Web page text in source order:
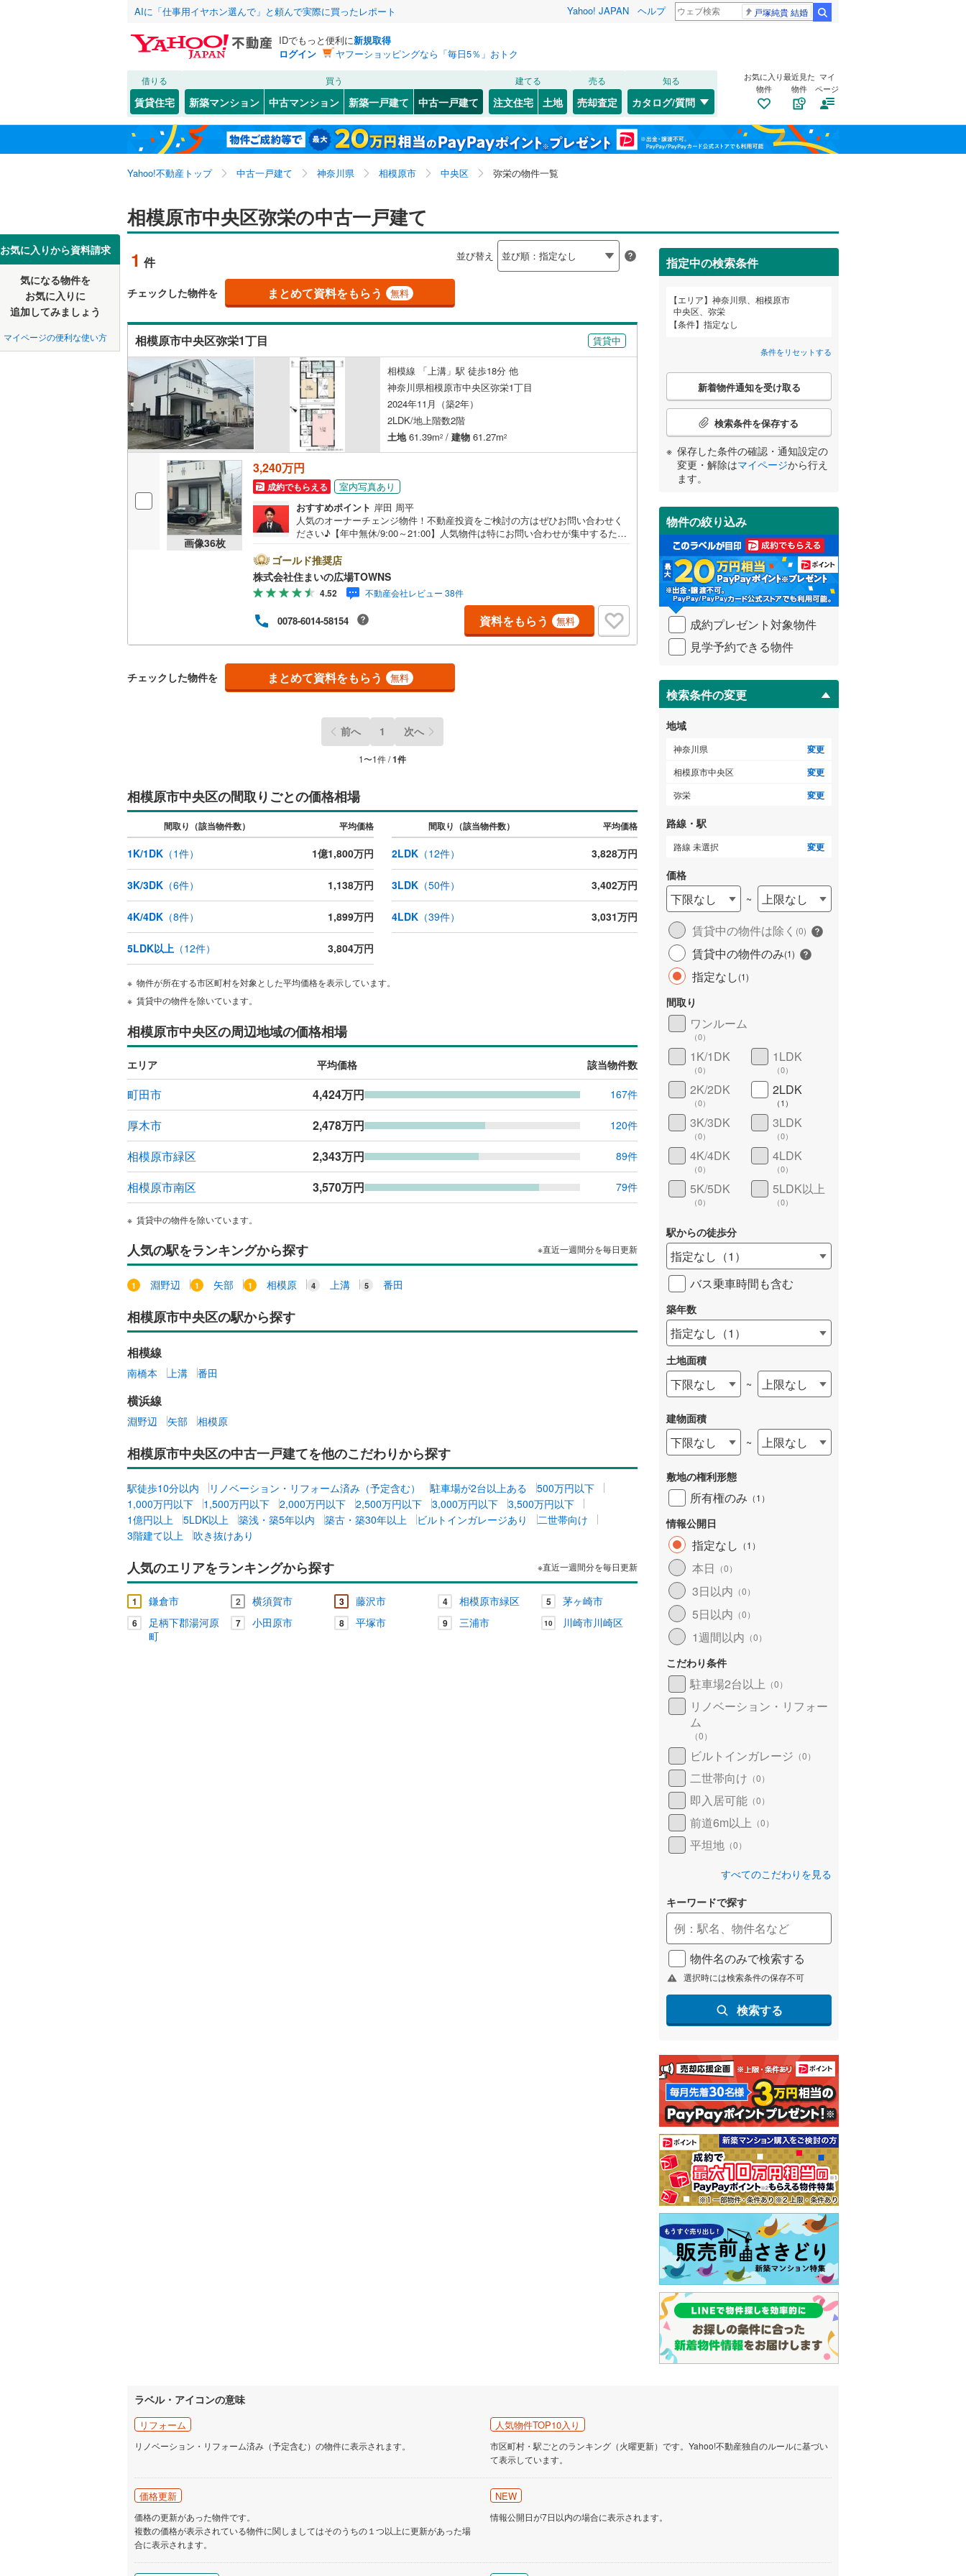
AIに「仕事用イヤホン選んで」と頼んで実際に買ったレポート Yahoo! JAPAN ヘルプ 戸塚純貴 結婚
IDでもっと便利に新規取得
ログイン
ヤフーショッピングなら「毎日5％」おトク
借りる
賃貸住宅
買う
新築マンション 中古マンション 新築一戸建て 中古一戸建て
建てる
注文住宅 土地
売る
売却査定
知る
カタログ/質問
お気に入り
物件
最近見た
物件
マイ
ページ
Yahoo!不動産トップ 中古一戸建て 神奈川県 相模原市 中央区 弥栄の物件一覧
お気に入りから資料請求
気になる物件を
お気に入りに
追加してみましょう
マイページの便利な使い方
相模原市中央区弥栄の中古一戸建て
1 件 並び替え
チェックした物件を まとめて資料をもらう 無料
相模原市中央区弥栄1丁目 賃貸中
相模線 「上溝」駅 徒歩18分 他
神奈川県相模原市中央区弥栄1丁目
2024年11月（築2年）
2LDK/地上階数2階
土地61.39m2 / 建物 61.27m2
画像36枚
3,240万円
成約でもらえる
室内写真あり
おすすめポイント 岸田 周平
人気のオーナーチェンジ物件！不動産投資をご検討の方はぜひお問い合わせく
ださい♪【年中無休/9:00～21:00】人気物件は特にお問い合わせが集中するた
とご見学がスムーズです。■その他、各種ご相談も承っております。○住宅ロー
ンのご相談○ライフプランのシミュレーション■住まいの広場TOWNSからお客
様へ経験豊富なスタッフが親身になってお客様に合った物件をご紹介させて頂
きます！ /他社様掲載物件も併せてご紹介可能ですのでお気軽にお問い合わせ下
さい♪駐車場もございますので、お車でのお越しも大歓迎です！
ゴールド推奨店
株式会社住まいの広場TOWNS
4.52 不動産会社レビュー 38件
0078-6014-58154 資料をもらう 無料
チェックした物件を まとめて資料をもらう 無料
前へ 1 次へ
1〜1件 /1件
相模原市中央区の間取りごとの価格相場
間取り（該当物件数） 平均価格 間取り（該当物件数） 平均価格
1K/1DK （1件） 1億1,800万円 2LDK（12件） 3,828万円
3K/3DK （6件） 1,138万円 3LDK（50件） 3,402万円
4K/4DK （8件） 1,899万円 4LDK（39件） 3,031万円
5LDK以上 （12件） 3,804万円
物件が所在する市区町村を対象とした平均価格を表示しています。
賃貸中の物件を除いています。
相模原市中央区の周辺地域の価格相場
エリア 平均価格 該当物件数
町田市 4,424万円 167件
厚木市 2,478万円 120件
相模原市緑区 2,343万円 89件
相模原市南区 3,570万円 79件
賃貸中の物件を除いています。
人気の駅をランキングから探す ※直近一週間分を毎日更新
淵野辺 矢部 相模原 上溝 番田
相模原市中央区の駅から探す
相模線
南橋本 上溝 番田
横浜線
淵野辺 矢部 相模原
相模原市中央区の中古一戸建てを他のこだわりから探す
駅徒歩10分以内 リノベーション・リフォーム済み（予定含む） 駐車場が2台以上ある
500万円以下
1,000万円以下
1,500万円以下 2,000万円以下 2,500万円以下 3,000万円以下
3,500万円以下
1億円以上
5LDK以上 築浅・築5年以内 築古・築30年以上 ビルトインガレージあり
二世帯向け
3階建て以上
吹き抜けあり
人気のエリアをランキングから探す ※直近一週間分を毎日更新
1 鎌倉市 2 横須賀市 3 藤沢市 4 相模原市緑区 5 茅ヶ崎市
6
足柄下郡湯河原
町
7 小田原市 8 平塚市 9 三浦市 10 川崎市川崎区
指定中の検索条件
エリア
神奈川県、相模原市
中央区、弥栄
条件
指定なし
条件をリセットする
こ
検
条
件
受
け
取
る
・
条
件
を
イ
ペ
ジ
に
保
存
す
る
新着物件通知を受け取る
検索条件を保存する
保存した条件の確認・通知設定の
変更・解除はマイページから行え
ます。
物件の絞り込み
成約プレゼント対象物件
見学予約できる物件
検索条件の変更
地域
神奈川県 変更
相模原市中央区 変更
弥栄 変更
路線・駅
路線 未選択 変更
価格
下限なし ~
上限なし
賃貸中の物件は除く (0)
賃貸中の物件のみ(1)
指定なし(1)
間取り
ワンルーム
（0）
1K/1DK
（0）
1LDK
（0）
2K/2DK
（0）
2LDK
（1 ）
3K/3DK
（0）
3LDK
（0）
4K/4DK
（0）
4LDK
（0）
5K/5DK
（0）
5LDK以上
（0）
駅からの徒歩分
指定なし （1 ）
バス乗車時間も含む
築年数
指定なし （1 ）
土地面積
下限なし ~ 上限なし
建物面積
下限なし ~ 上限なし
敷地の権利形態
所有権のみ （1 ）
情報公開日
指定なし （1 ）
本日 （0）
3日以内 （0）
5日以内 （0）
1週間以内 （0）
こだわり条件
駐車場2台以上 （0）
リノベーション・リフォー
ム
（0）
ビルトインガレージ （0）
二世帯向け （0）
即入居可能 （0）
前道6m以上 （0）
平坦地 （0）
すべてのこだわりを見る
キーワードで探す
物件名のみで検索する
選択時には検索条件の保存不可
検索する
ラベル・アイコンの意味
リフォーム
リノベーション・リフォーム済み（予定含む）の物件に表示されます。
人気物件TOP10入り
市区町村・駅ごとのランキング（火曜更新）です。Yahoo!不動産独自のルールに基づい
て表示しています。
価格更新
価格の更新があった物件です。
複数の価格が表示されている物件に関しましてはそのうちの１つ以上に更新があった場
合に表示されます。
NEW
情報公開日が7日以内の場合に表示されます。
北海道 北海道
東北 青森 岩手 宮城 秋田 山形 福島
関東 東京 神奈川 埼玉 千葉
信越・北陸 新潟 長野 富山
三重
近畿 大阪 兵庫
中国 鳥取 島根 岡山 広島 山口
四国 徳島 愛媛 高知
九州・沖縄 福岡 長崎 鹿児島 沖縄
該当物件0 件 この条件で検索する
川崎市 川崎区(30) 幸区(6) 中原区(29)
高津区(28) 多摩区(34) 宮前区(51)
麻生区
56)
横浜市 鶴見区(48)
(48 保土ケ谷区(46)
金沢区(22) 港北区(52)
戸塚区(62) 旭区(97)
緑区(58) 瀬谷区(43) 栄区(25)
泉区(43) 青葉区(80)
相模原市 (96) 中央区(140) 南区(90)
神奈川県のその
ほかの地域
横須賀市 (52 平塚市( 鎌倉市(53)
藤沢市
茅ヶ崎市(101)
逗子市(10) 秦野市 (
厚木市(130) 大和市(67) 伊勢原市(44)
海老名市( 49) 座間市(52) 南足柄市(15)
綾瀬市(76) 高座郡寒川町(19)
中郡大磯町(19) 足柄上郡中井町(1)
足柄上郡大井町 (4) 足柄上郡松田町 (1) 足柄上郡山北町(2)
足柄下郡真鶴町(6)
足柄下郡湯河原町(28 ) 愛甲郡清川村(2)
該当物件0 件 この条件で検索する
相生(1) 青葉(5) 小山(2)
鹿沼台(1) 上溝(25) 上矢部(2)
共和
2 下九沢(3)
すすきの町(2)
田名(21) 田名塩田(1) 中央(1)
並木( 4) 東淵野辺(6)
光が丘(2)
星が丘(4)
矢部(2) 陽光台(4) 横山(2)
横山台(9)
該当物件0 件
JR
湘南新宿ライン（宇都宮～逗子）
(0)
湘南新宿ライン（前橋～小田原）
(0 )
東海道本線(
南武線(0) 鶴見線(0 ) 横浜線
御殿場線(0)
横浜市営地下鉄グリーンライン( )
私鉄・その他 京王相模原線(1)
東急大井町線( 0
東急新横浜線(0 京急本線(0 京急大師線(0)
京急逗子線(0 京急久里浜線 相模鉄道本線(0)
相模鉄道いずみ野線
横浜シーサイドライン(0)
横浜高速鉄道みなとみらい線(0) 江ノ島電鉄(0) 湘南モノレール江の島線 (0)
箱根登山鉄道 (0) 伊豆箱根鉄道大雄山線
該当物件0 件 この条件で検索する
該当物件0 件
こだわり条件 リフォーム、リノベーション
リノベーション・リフォーム
（0）
築古・築30年以上（0）
設備
床暖房（0）
駐車場2台以上（0） ビルトインガレージ（0） 太陽光発電システム（0）
（1）
防犯カメラ（ 0）
）
）
二世帯向け（0 平屋・1階建て 3階建て以上（0）
サービスルーム（納戸）（0）
最寄りの駅が始発駅 小学校まで1km以内（1）
配置、向き、建ち方、日当たり
前道6m以上 （0） 角地（0） 南道路（0）
平坦地（0）
LD
リビングダイニング15畳以上
キッチン
販売、価格、契約、入居関連など
浴室
浴室乾燥機あり（1）
収納
ウォークインクローゼット
床下収納（1）
バルコニー、庭
ウッドデッキあり（0）
耐震、免震、制震構造
住宅性能評価付き（0） 長期優良住宅 ）
オンライン対応
オンライン内見(相談)可（0） IT重説可
オンライン対応とは？ 詳しく見る
該当物件0 件
検索条件を保存しました
この検索条件の新着物件通知は、 マイページから設定できます。
保存した条件を見る
神奈川県、相模原市中央区、弥栄
検索条件を保存する
マイページ
お気に入りリストを見る
閉じる
お気に入りリストを見る
閉じる